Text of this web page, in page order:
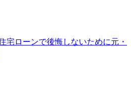
宅ローンで後悔しないために元・